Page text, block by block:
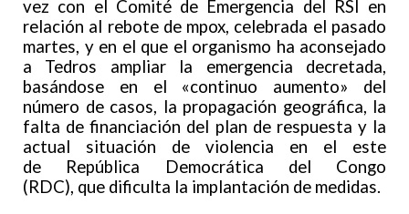
vez con el Comité de Emergencia del RSI en
relación al rebote de mpox, celebrada el pasado
martes, y en el que el organismo ha aconsejado
a Tedros ampliar la emergencia decretada,
basándose en el «continuo aumento» del
número de casos, la propagación geográfica, la
falta de financiación del plan de respuesta y la
actual situación de violencia en el este
de República Democrática del Congo
(RDC), que dificulta la implantación de medidas.